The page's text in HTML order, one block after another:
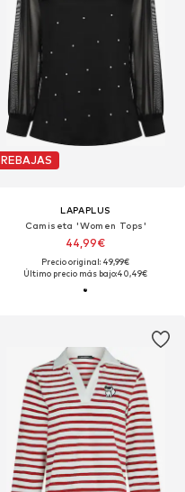
REBAJAS
LAPAPLUS
Camiseta 'Women Tops'
44,99€
Precio original: 49,99€
Último precio más bajo:40,49€